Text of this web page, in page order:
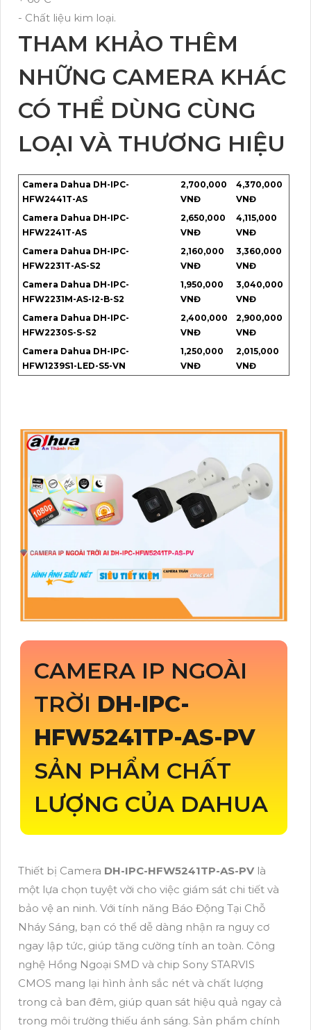
- Chất liệu kim loại.
THAM KHẢO THÊM
NHỮNG CAMERA KHÁC
CÓ THỂ DÙNG CÙNG
LOẠI VÀ THƯƠNG HIỆU
Camera Dahua DH-IPC-
HFW2441T-AS
2,700,000
VNĐ
4,370,000
VNĐ
Camera Dahua DH-IPC-
HFW2241T-AS
2,650,000
VNĐ
4,115,000
VNĐ
Camera Dahua DH-IPC-
HFW2231T-AS-S2
2,160,000
VNĐ
3,360,000
VNĐ
Camera Dahua DH-IPC-
HFW2231M-AS-I2-B-S2
1,950,000
VNĐ
3,040,000
VNĐ
Camera Dahua DH-IPC-
HFW2230S-S-S2
2,400,000
VNĐ
2,900,000
VNĐ
Camera Dahua DH-IPC-
HFW1239S1-LED-S5-VN
1,250,000
VNĐ
2,015,000
VNĐ
CAMERA IP NGOÀI
TRỜI DH-IPC-
HFW5241TP-AS-PV
SẢN PHẨM CHẤT
LƯỢNG CỦA DAHUA
Thiết bị Camera DH-IPC-HFW5241TP-AS-PV là
một lựa chọn tuyệt vời cho việc giám sát chi tiết và
bảo vệ an ninh. Với tính năng Báo Động Tại Chỗ
Nháy Sáng, bạn có thể dễ dàng nhận ra nguy cơ
ngay lập tức, giúp tăng cường tính an toàn. Công
nghệ Hồng Ngoại SMD và chip Sony STARVIS
CMOS mang lại hình ảnh sắc nét và chất lượng
trong cả ban đêm, giúp quan sát hiệu quả ngay cả
trong môi trường thiếu ánh sáng. Sản phẩm chính